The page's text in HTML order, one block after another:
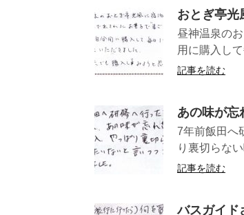
おとぎ亭光
昼神温泉の
用に購入し
記事を読む
あの味が忘
7年前飯田へ
り裏切らな
記事を読む
バスガイド